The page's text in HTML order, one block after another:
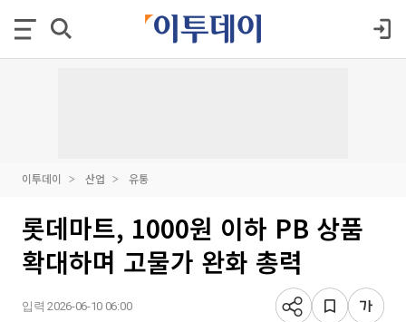
이투데이 산업 유통
롯데마트, 1000원 이하 PB 상품
확대하며 고물가 완화 총력
입력 2026-06-10 06:00